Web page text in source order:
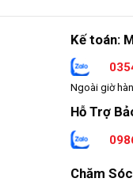
Kế toán:
Ngoài giờ
Hỗ Trợ
Chăm